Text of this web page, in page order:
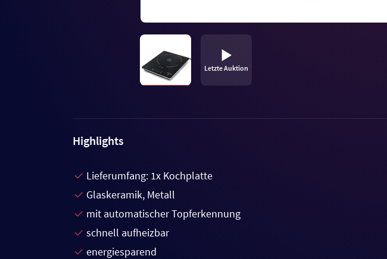
Letzte Auktion
Highlights
Lieferumfang: 1x Kochplatte
Glaskeramik, Metall
mit automatischer Topferkennung
schnell aufheizbar
energiesparend